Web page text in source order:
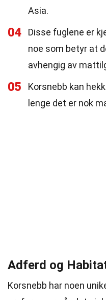
Asia.
04
Disse fuglene er
noe som betyr at
avhengig av
05
Korsnebb kan
lenge det er nok
Adferd og
Korsnebb har noen